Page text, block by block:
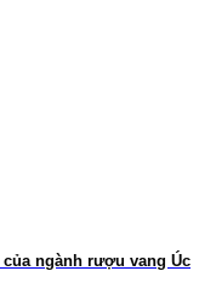
ngành rượu vang Úc